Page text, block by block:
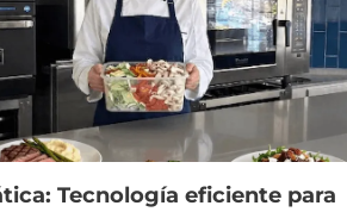
Tecnología eficiente para